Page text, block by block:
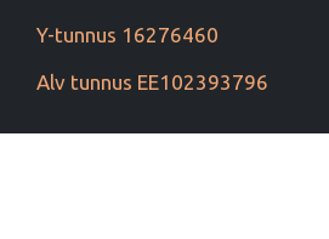
Y-tunnus 16276460
Alv tunnus EE102393796